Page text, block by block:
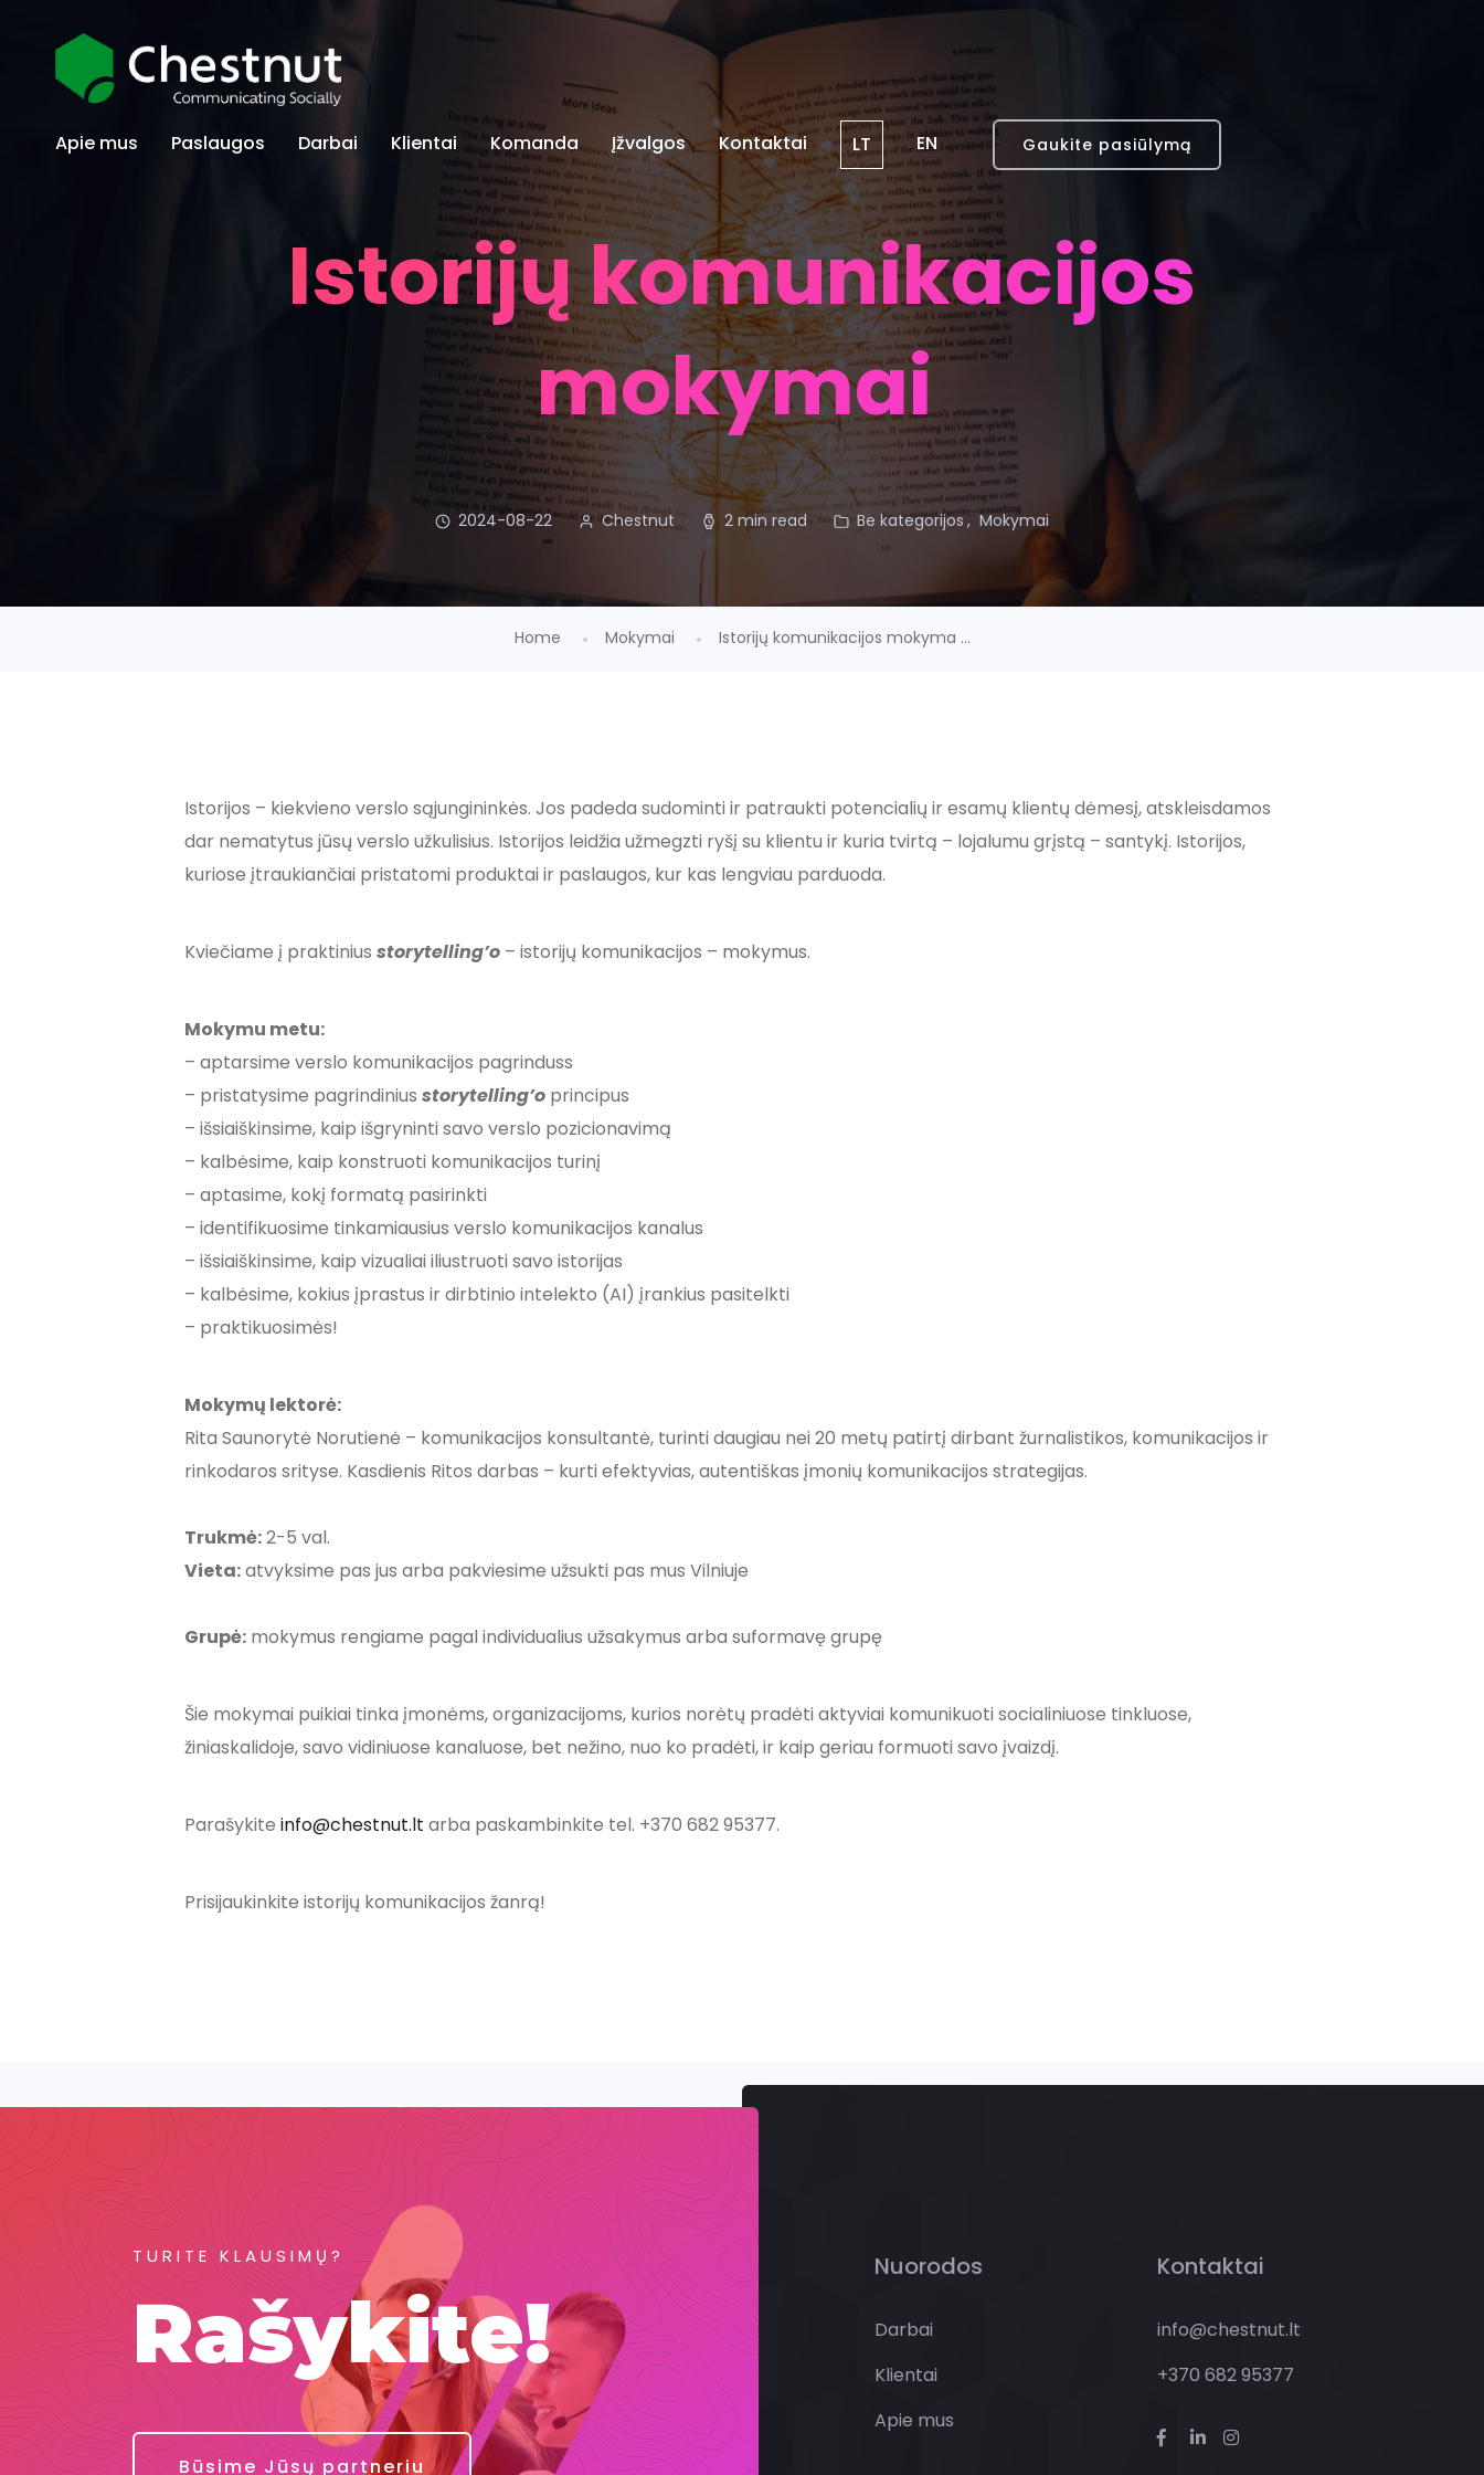
Apie mus Paslaugos Darbai Klientai Komanda Įžvalgos Kontaktai LT EN Gaukite pasiūlymą
Istorijų komunikacijos
mokymai
2024-08-22 Chestnut 2 min read Be kategorijos Mokymai
Home Mokymai Istorijų komunikacijos mokyma ...
Istorijos – kiekvieno verslo sąjungininkės. Jos padeda sudominti ir patraukti potencialių ir esamų klientų dėmesį, atskleisdamos
dar nematytus jūsų verslo užkulisius. Istorijos leidžia užmegzti ryšį su klientu ir kuria tvirtą – lojalumu grįstą – santykį. Istorijos,
kuriose įtraukiančiai pristatomi produktai ir paslaugos, kur kas lengviau parduoda.
Kviečiame į praktinius storytelling’o – istorijų komunikacijos – mokymus.
Mokymu metu:
– aptarsime verslo komunikacijos pagrinduss
– pristatysime pagrindinius storytelling’o principus
– išsiaiškinsime, kaip išgryninti savo verslo pozicionavimą
– kalbėsime, kaip konstruoti komunikacijos turinį
– aptasime, kokį formatą pasirinkti
– identifikuosime tinkamiausius verslo komunikacijos kanalus
– išsiaiškinsime, kaip vizualiai iliustruoti savo istorijas
– kalbėsime, kokius įprastus ir dirbtinio intelekto (AI) įrankius pasitelkti
– praktikuosimės!
Mokymų lektorė:
Rita Saunorytė Norutienė – komunikacijos konsultantė, turinti daugiau nei 20 metų patirtį dirbant žurnalistikos, komunikacijos ir
rinkodaros srityse. Kasdienis Ritos darbas – kurti efektyvias, autentiškas įmonių komunikacijos strategijas.
Trukmė:2-5 val.
Vieta:atvyksime pas jus arba pakviesime užsukti pas mus Vilniuje
Grupė: mokymus rengiame pagal individualius užsakymus arba suformavę grupę
Šie mokymai puikiai tinka įmonėms, organizacijoms, kurios norėtų pradėti aktyviai komunikuoti socialiniuose tinkluose,
žiniaskalidoje, savo vidiniuose kanaluose, bet nežino, nuo ko pradėti, ir kaip geriau formuoti savo įvaizdį.
Parašykite info@chestnut.lt arba paskambinkite tel. +370 682 95377.
Prisijaukinkite istorijų komunikacijos žanrą!
TURITE KLAUSIMŲ?
Rašykite!
Būsime Jūsų partneriu
Nuorodos
Darbai
Klientai
Apie mus
Kontaktai
info@chestnut.lt
+370 682 95377